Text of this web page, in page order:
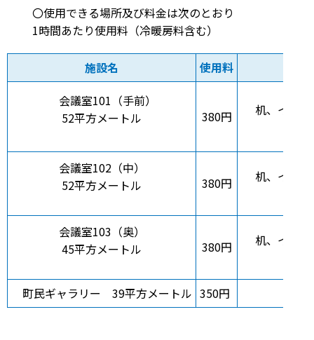
〇使用できる場所及び料金は次のとおり
1時間あたり使用料（冷暖房料含む）
施設名
使用料
会議室101（手前）
52平方メートル
380円 机、イス
会議室102（中）
52平方メートル
380円 机、イス
会議室103（奥）
45平方メートル
380円 机、イス
町民ギャラリー 39平方メートル 350円